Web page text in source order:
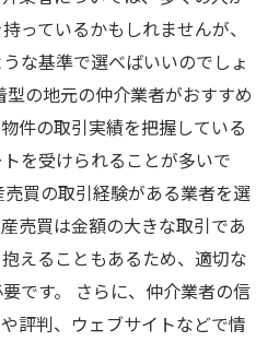
っているかもしれませんが、
な基準で選べばいいのでしょ
の地元の仲介業者がおすすめ
件の取引実績を把握している
を受けられることが多いで
買の取引経験がある業者を選
売買は金額の大きな取引であ
えることもあるため、適切な
です。 さらに、仲介業者の信
評判、ウェブサイトなどで情